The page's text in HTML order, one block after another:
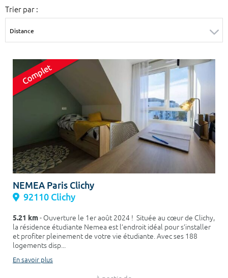
m²
Type de location
Colocation
Votre date d'entrée
Trier par :
NEMEA Paris Clichy
92110 Clichy
5.21 km- Ouverture le 1er août 2024 ! Située au cœur de Clichy,
la résidence étudiante Nemea est l’endroit idéal pour s’installer
et profiter pleinement de votre vie étudiante. Avec ses 188
logements disp...
En savoir plus